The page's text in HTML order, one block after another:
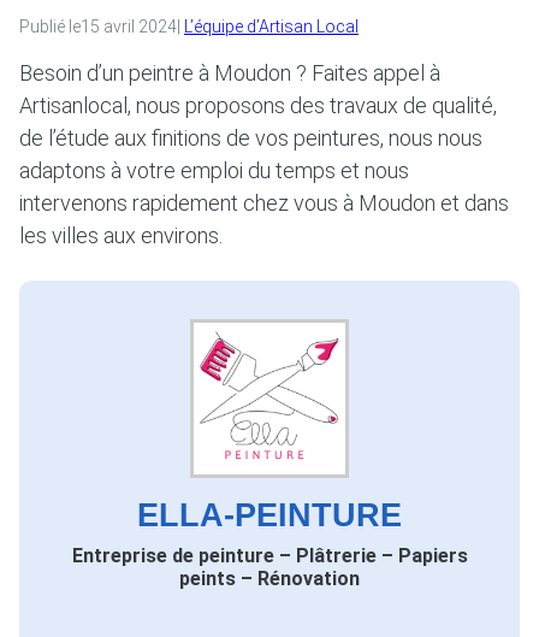
Publié le15 avril 2024 L’équipe d’Artisan Local
Besoin d’un peintre à Moudon ? Faites appel à
Artisanlocal, nous proposons des travaux de qualité,
de l’étude aux finitions de vos peintures, nous nous
adaptons à votre emploi du temps et nous
intervenons rapidement chez vous à Moudon et dans
les villes aux environs.
ELLA-PEINTURE
Entreprise de peinture – Plâtrerie – Papiers
peints – Rénovation